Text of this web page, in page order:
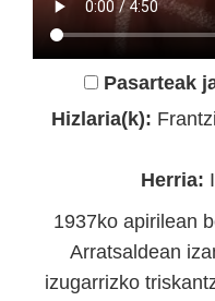
Pasarteak
Hizlaria(k):
Herria:
1937ko apirilean
Arratsaldean
izugarrizko